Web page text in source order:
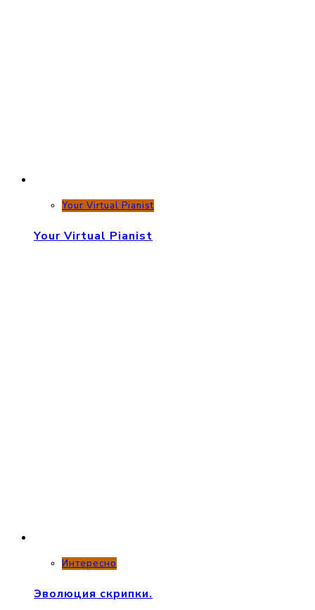
Your Virtual Pianist
Your Virtual Pianist
Интересно
Эволюция скрипки.